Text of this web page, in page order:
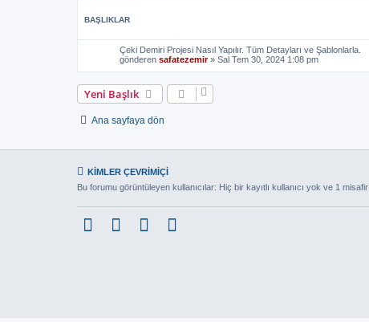
BAŞLIKLAR
Çeki Demiri Projesi Nasıl Yapılır. Tüm Detayları ve Şablonlarla.
gönderen safatezemir» Sal Tem 30, 2024 1:08 pm
Yeni Başlık
Ana sayfaya dön
KIMLER ÇEVRIMIÇI
Bu forumu görüntüleyen kullanıcılar: Hiç bir kayıtlı kullanıcı yok ve 1 misafir